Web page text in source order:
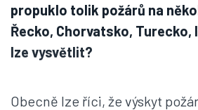
propuklo tolik požárů na
Řecko, Chorvatsko,
lze vysvětlit?
Obecně lze říci, že výskyt